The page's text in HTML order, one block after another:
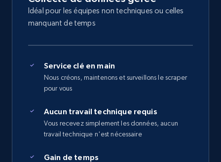
Idéal pour les équipes non techniques ou celles
manquant de temps
Service clé en main
Nous créons, maintenons et surveillons le scraper
pour vous
Aucun travail technique requis
Vous recevez simplement les données, aucun
travail technique n'est nécessaire
Gain de temps